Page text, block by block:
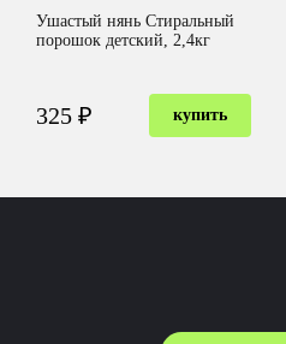
Ушастый нянь Стиральный
порошок детский, 2,4кг
325 ₽ купить